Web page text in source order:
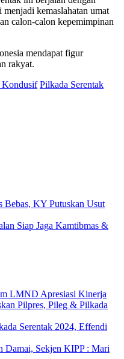
kemaslahatan umat
calon-calon kepemimpinan
mendapat figur
rakyat.
Kondusif Pilkada Serentak
Bebas, KY Putuskan Usut
Siap Jaga Kamtibmas &
LMND Apresiasi Kinerja
Pilpres, Pileg & Pilkada
Serentak 2024, Effendi
Damai, Sekjen KIPP : Mari